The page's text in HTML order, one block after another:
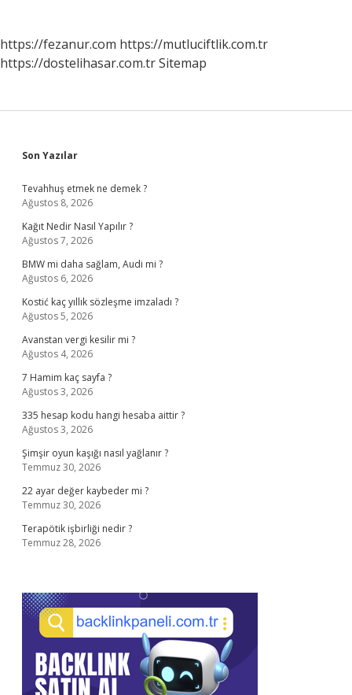
https://fezanur.com https://mutluciftlik.com.tr
https://dostelihasar.com.trSitemap
Sidebar
Son Yazılar
Tevahhuş etmek ne demek ?
Ağustos 8, 2026
Kağıt Nedir Nasıl Yapılır ?
Ağustos 7, 2026
BMW mi daha sağlam, Audi mi ?
Ağustos 6, 2026
Kostić kaç yıllık sözleşme imzaladı ?
Ağustos 5, 2026
Avanstan vergi kesilir mi ?
Ağustos 4, 2026
7 Hamim kaç sayfa ?
Ağustos 3, 2026
335 hesap kodu hangi hesaba aittir ?
Ağustos 3, 2026
Şimşir oyun kaşığı nasıl yağlanır ?
Temmuz 30, 2026
22 ayar değer kaybeder mi ?
Temmuz 30, 2026
Terapötik işbirliği nedir ?
Temmuz 28, 2026